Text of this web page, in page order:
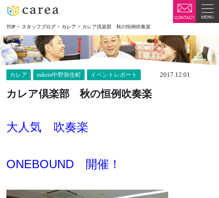
TOP > スタッフブログ > カレア > カレア倶楽部 秋の恒例吹奏楽
カレア miketa中野弥生町 イベントレポート 2017.12.01
カレア倶楽部 秋の恒例吹奏楽
大人気 吹奏楽
ONEBOUND 開催！